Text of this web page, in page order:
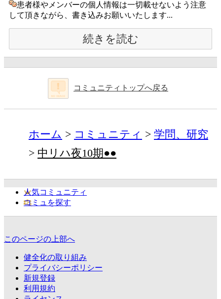
患者様やメンバーの個人情報は一切載せないよう注意
して頂きながら、書き込みお願いいたします...
続きを読む
コミュニティトップへ戻る
ホーム コミュニティ
学問、研究
中リハ夜10期●●
人気コミュニティ
コミュを探す
このページの上部へ
健全化の取り組み
プライバシーポリシー
新規登録
利用規約